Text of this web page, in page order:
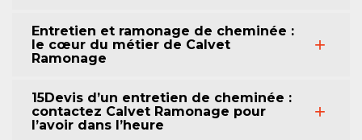
Entretien et ramonage de cheminée :
le cœur du métier de Calvet
Ramonage
15Devis d’un entretien de cheminée :
contactez Calvet Ramonage pour
l’avoir dans l’heure